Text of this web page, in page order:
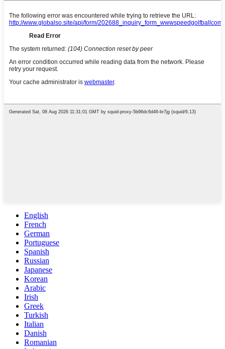
English
French
German
Portuguese
Spanish
Russian
Japanese
Korean
Arabic
Irish
Greek
Turkish
Italian
Danish
Romanian